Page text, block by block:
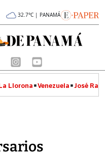
32.7°C | PANAMÁ
Llorona Venezuela José